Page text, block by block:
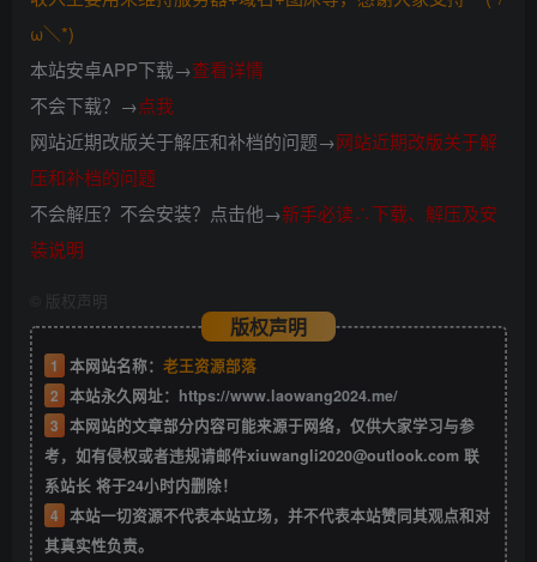
ω＼*)
本站安卓APP下载→查看详情
不会下载？→点我
网站近期改版关于解压和补档的问题→网站近期改版关于解
压和补档的问题
不会解压？不会安装？点击他→新手必读∴下载、解压及安
装说明
版权声明
版权声明
1 本网站名称： 老王资源部落
2 本站永久网址： https://www.laowang2024.me/
3 本网站的文章部分内容可能来源于网络，仅供大家学习与参
考，如有侵权或者违规请邮件xiuwangli2020@outlook.com 联
系站长 将于24小时内删除！
4 本站一切资源不代表本站立场，并不代表本站赞同其观点和对
其真实性负责。